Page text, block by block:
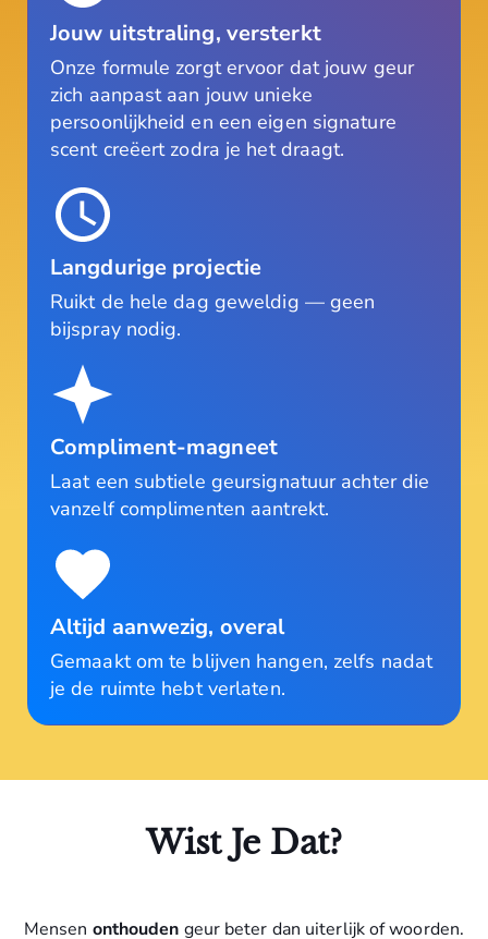
Jouw uitstraling, versterkt
Onze formule zorgt ervoor dat jouw geur
zich aanpast aan jouw unieke
persoonlijkheid en een eigen signature
scent creëert zodra je het draagt.
Langdurige projectie
Ruikt de hele dag geweldig — geen
bijspray nodig.
Compliment-magneet
Laat een subtiele geursignatuur achter die
vanzelf complimenten aantrekt.
Altijd aanwezig, overal
Gemaakt om te blijven hangen, zelfs nadat
je de ruimte hebt verlaten.
Wist Je Dat?
Mensen onthouden geur beter dan uiterlijk of woorden.